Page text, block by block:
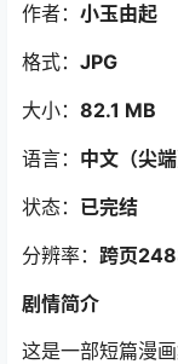
作者： 小玉由起
格式： JPG
大小： 82.1 MB
语言： 中文（尖端
状态： 已完结
分辨率： 跨页
剧情简介
这是一部短篇漫